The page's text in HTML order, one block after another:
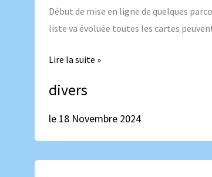
Début de mise en ligne de quelques
liste va évoluée toutes les cartes
Novembre
2024
Lire la suite »
divers
le 18 Novembre 2024